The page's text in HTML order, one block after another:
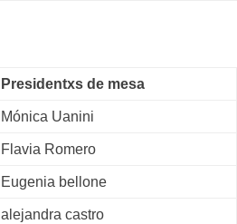
Presidentxs de mesa
Mónica Uanini
Flavia Romero
Eugenia bellone
alejandra castro